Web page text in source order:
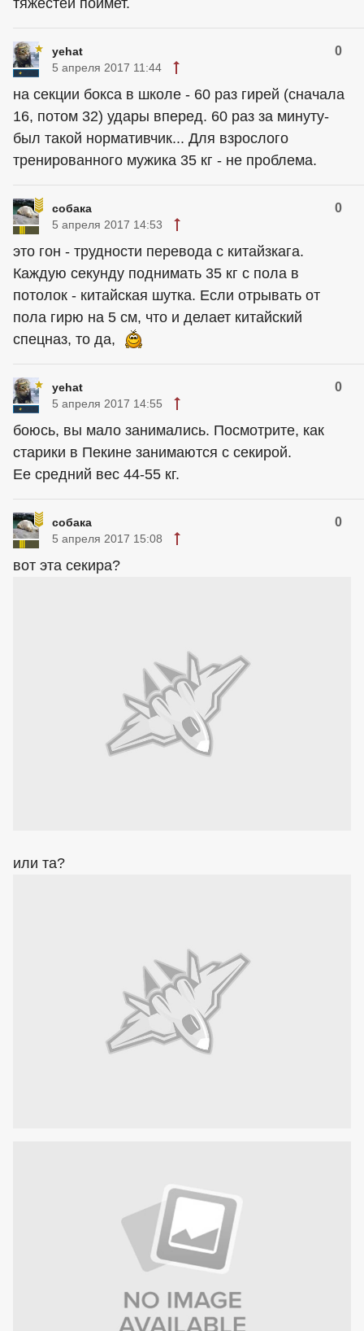
тяжестей поймет.
yehat 0
5 апреля 2017 11:44
на секции бокса в школе - 60 раз гирей (сначала
16, потом 32) удары вперед. 60 раз за минуту-
был такой нормативчик... Для взрослого
тренированного мужика 35 кг - не проблема.
собака 0
5 апреля 2017 14:53
это гон - трудности перевода с китайзкага.
Каждую секунду поднимать 35 кг с пола в
потолок - китайская шутка. Если отрывать от
пола гирю на 5 см, что и делает китайский
спецназ, то да,
yehat 0
5 апреля 2017 14:55
боюсь, вы мало занимались. Посмотрите, как
старики в Пекине занимаются с секирой.
Ее средний вес 44-55 кг.
собака 0
5 апреля 2017 15:08
вот эта секира?
или та?